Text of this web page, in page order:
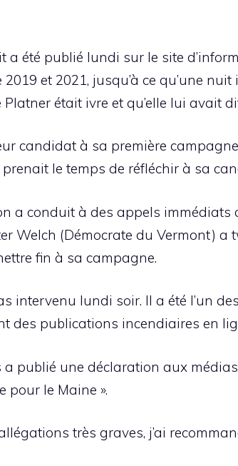
a été publié lundi sur le site
et 2021, jusqu’à ce qu’une
était ivre et qu’elle lui avait
candidat à sa première
le temps de réfléchir à sa
a conduit à des appels
Welch (Démocrate du Vermont)
fin à sa campagne.
intervenu lundi soir. Il a été l’un
des publications incendiaires en
a publié une déclaration aux
pour le Maine ».
très graves, j’ai